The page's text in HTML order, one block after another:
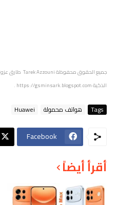
جميع الحقوق محفوظةTarek Azzouni طارق عزوني
الذكيةhttps://gsminsark.blogspot.com
.
Tags هواتف محمولة Huawei
Facebook
أقرأ أيضاً